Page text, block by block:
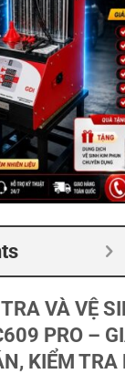
VÀ VỆ
PRO –
KIỂM TRA